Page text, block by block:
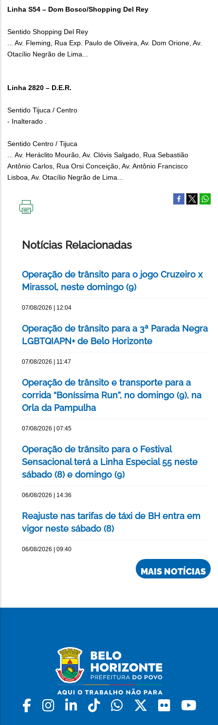
Linha S54 – Dom Bosco/Shopping Del Rey
Sentido Shopping Del Rey
... Av. Fleming, Rua Exp. Paulo de Oliveira, Av. Dom Orione, Av.
Otacílio Negrão de Lima...
Linha 2820 – D.E.R.
Sentido Tijuca / Centro
- Inalterado .
Sentido Centro / Tijuca
... Av. Heráclito Mourão, Av. Clóvis Salgado, Rua Sebastião
Antônio Carlos, Rua Orsi Conceição, Av. Antônio Francisco
Lisboa, Av. Otacílio Negrão de Lima...
Notícias Relacionadas
Operação de trânsito para o jogo Cruzeiro x
Mirassol, neste domingo (9)
07/08/2026 | 12:04
Operação de trânsito para a 3ª Parada Negra
LGBTQIAPN+ de Belo Horizonte
07/08/2026 | 11:47
Operação de trânsito e transporte para a
corrida “Boníssima Run”, no domingo (9), na
Orla da Pampulha
07/08/2026 | 07:45
Operação de trânsito para o Festival
Sensacional terá a Linha Especial 55 neste
sábado (8) e domingo (9)
06/08/2026 | 14:36
Reajuste nas tarifas de táxi de BH entra em
vigor neste sábado (8)
06/08/2026 | 09:40
MAIS NOTÍCIAS
Facebook
Instagram
LinkedinTiktokWhatsapp
X Flickr